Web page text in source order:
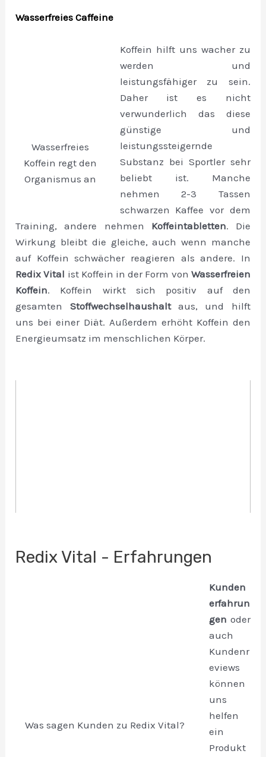
Wasserfreies Caffeine
Wasserfreies
Koffein regt den
Organismus an
Koffein hilft uns wacher zu
werden und
leistungsfähiger zu sein.
Daher ist es nicht
verwunderlich das diese
günstige und
leistungssteigernde
Substanz bei Sportler sehr
beliebt ist. Manche
nehmen 2-3 Tassen
schwarzen Kaffee vor dem
Training, andere nehmen Koffeintabletten. Die
Wirkung bleibt die gleiche, auch wenn manche
auf Koffein schwächer reagieren als andere. In
Redix Vital ist Koffein in der Form von Wasserfreien
Koffein. Koffein wirkt sich positiv auf den
gesamten Stoffwechselhaushaltaus, und hilft
uns bei einer Diät. Außerdem erhöht Koffein den
Energieumsatz im menschlichen Körper.
Redix Vital - Erfahrungen
Was sagen Kunden zu Redix Vital?
Kunden
erfahrun
gen oder
auch
Kundenr
eviews
können
uns
helfen
ein
Produkt